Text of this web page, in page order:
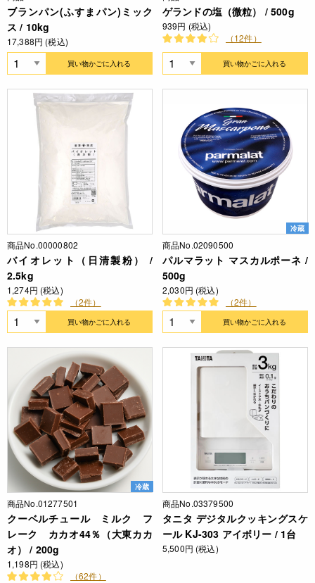
ブランパン(ふすまパン)ミック
ス / 10kg
17,388円 (税込)
買い物かごに入れる
ゲランドの塩（微粒） / 500g
939円 (税込)
（12件）
買い物かごに入れる
商品No.00000802
バイオレット（日清製粉） /
2.5kg
1,274円 (税込)
（2件）
買い物かごに入れる
冷蔵
商品No.02090500
パルマラット マスカルポーネ /
500g
2,030円 (税込)
（2件）
買い物かごに入れる
冷蔵
商品No.01277501
クーベルチュール ミルク フ
レーク カカオ44％（大東カカ
オ） / 200g
1,198円 (税込)
（62件）
商品No.03379500
タニタ デジタルクッキングスケ
ール KJ-303 アイボリー / 1台
5,500円 (税込)